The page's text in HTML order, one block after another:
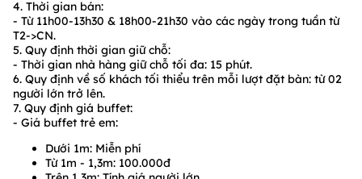
4. Thời gian bán:
- Từ 11h00-13h30 & 18h00-21h30 vào các ngày trong tuần từ
T2->CN.
5. Quy định thời gian giữ chỗ:
- Thời gian nhà hàng giữ chỗ tối đa: 15 phút.
6. Quy định về số khách tối thiểu trên mỗi lượt đặt bàn: từ02
người lớn trở lên.
7. Quy định giá buffet:
- Giá buffet trẻ em:
Dưới 1m: Miễn phí
Từ 1m - 1,3m: 100.000đ